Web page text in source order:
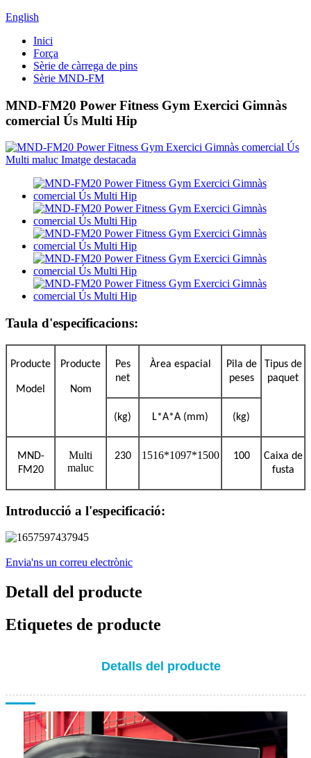
English
Inici
Força
Sèrie de càrrega de pins
Sèrie MND-FM
MND-FM20 Power Fitness Gym Exercici Gimnàs
comercial Ús Multi Hip
Taula d'especificacions:
Producte
Model
Producte
Nom
Pes
net
Àrea espacial
Pila de
peses
Tipus de
paquet
(kg) L*A*A (mm) (kg)
MND-
FM20
Multi
maluc
230 1516*1097*1500 100
Caixa de
fusta
Introducció a l'especificació:
Envia'ns un correu electrònic
Detall del producte
Etiquetes de producte
Detalls del producte